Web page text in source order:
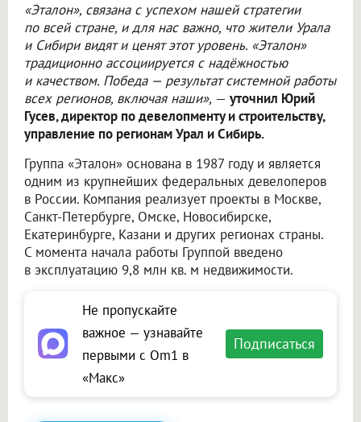
«Эталон», связана с успехом нашей стратегии
по всей стране, и для нас важно, что жители Урала
и Сибири видят и ценят этот уровень. «Эталон»
традиционно ассоциируется с надёжностью
и качеством. Победа — результат системной работы
всех регионов, включая наши», — уточнил Юрий
Гусев, директор по девелопменту и строительству,
управление по регионам Урал и Сибирь.
Группа «Эталон» основана в 1987 году и является
одним из крупнейших федеральных девелоперов
в России. Компания реализует проекты в Москве,
Санкт-Петербурге, Омске, Новосибирске,
Екатеринбурге, Казани и других регионах страны.
С момента начала работы Группой введено
в эксплуатацию 9,8 млн кв. м недвижимости.
Не пропускайте
важное — узнавайте
первыми с Om1 в
«Макс»
Подписаться